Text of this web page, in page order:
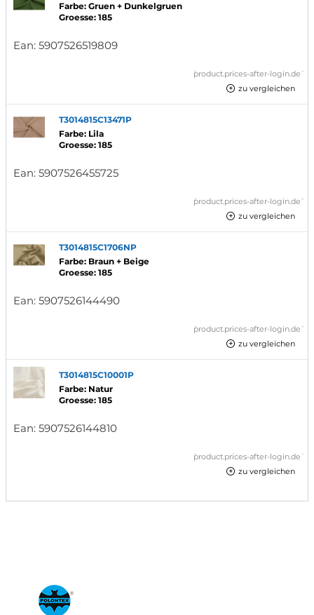
Farbe: Gruen + Dunkelgruen
Groesse: 185
Ean: 5907526519809
`product.prices-after-login.de`
zu vergleichen
T3014815C13471P
Farbe: Lila
Groesse: 185
Ean: 5907526455725
`product.prices-after-login.de`
zu vergleichen
T3014815C1706NP
Farbe: Braun + Beige
Groesse: 185
Ean: 5907526144490
`product.prices-after-login.de`
zu vergleichen
T3014815C10001P
Farbe: Natur
Groesse: 185
Ean: 5907526144810
`product.prices-after-login.de`
zu vergleichen